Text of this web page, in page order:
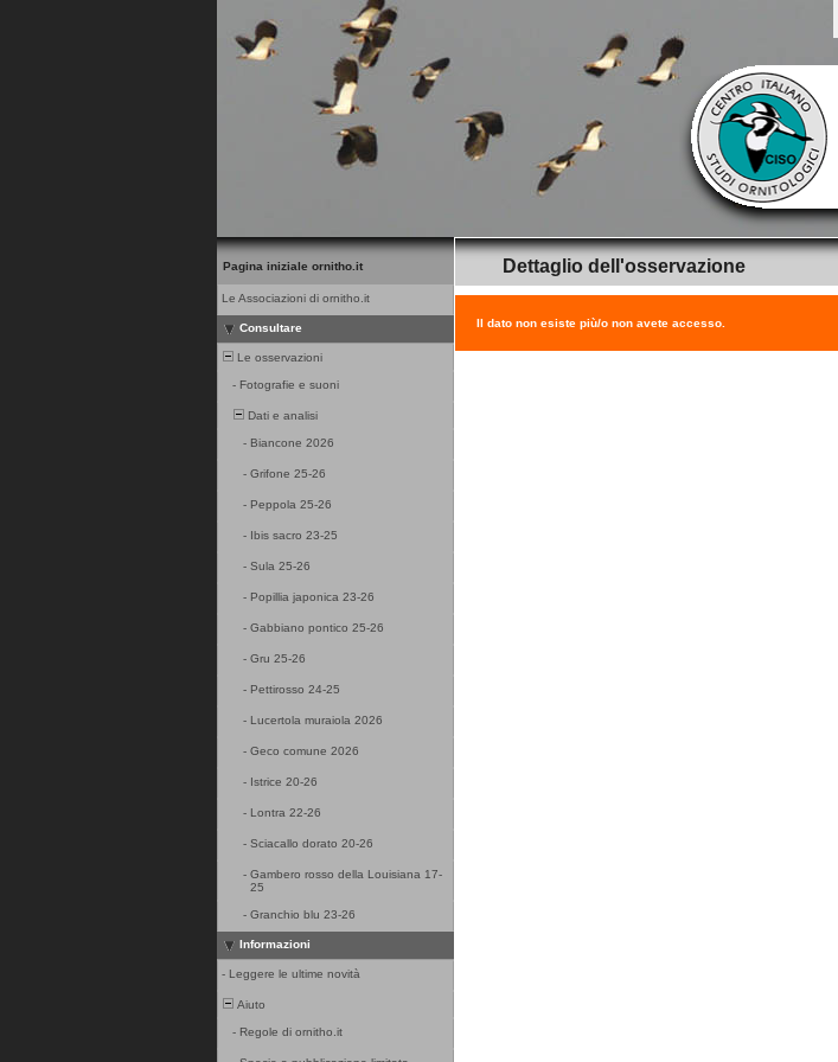
Pagina iniziale ornitho.it
Le Associazioni di ornitho.it
Consultare
Le osservazioni
- Fotografie e suoni
Dati e analisi
- Biancone 2026
- Grifone 25-26
- Peppola 25-26
- Ibis sacro 23-25
- Sula 25-26
- Popillia japonica 23-26
- Gabbiano pontico 25-26
- Gru 25-26
- Pettirosso 24-25
- Lucertola muraiola 2026
- Geco comune 2026
- Istrice 20-26
- Lontra 22-26
- Sciacallo dorato 20-26
- Gambero rosso della Louisiana 17-
25
- Granchio blu 23-26
Informazioni
- Leggere le ultime novità
Aiuto
- Regole di ornitho.it
Dettaglio dell'osservazione
Il dato non esiste più/o non avete accesso.